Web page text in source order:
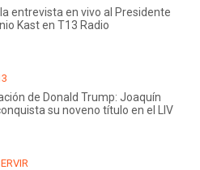
la entrevista en vivo al Presidente
Kast en T13 Radio
de Donald Trump: Joaquín
su noveno título en el LIV